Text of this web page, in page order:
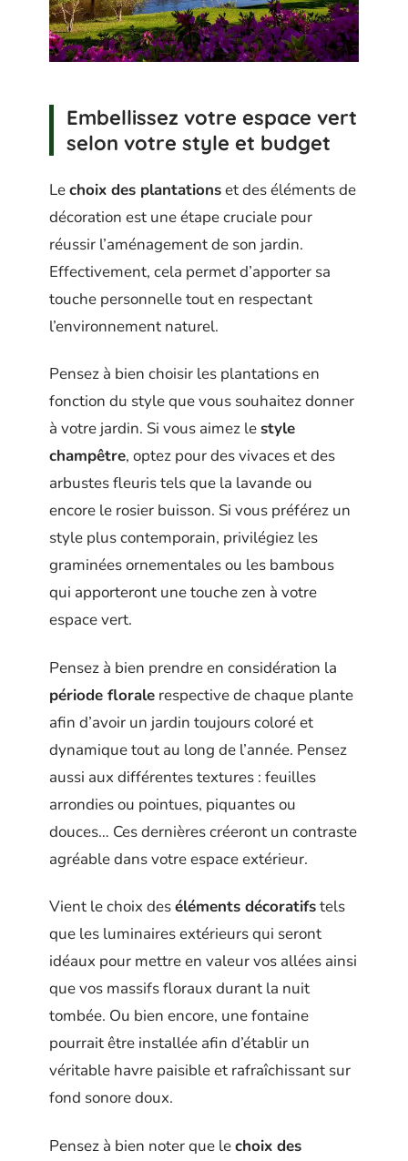
Embellissez votre espace vert
selon votre style et budget
Lechoix des plantationset des éléments de
décoration est une étape cruciale pour
réussir l’aménagement de son jardin.
Effectivement, cela permet d’apporter sa
touche personnelle tout en respectant
l’environnement naturel.
Pensez à bien choisir les plantations en
fonction du style que vous souhaitez donner
à votre jardin. Si vous aimez lestyle
champêtre, optez pour des vivaces et des
arbustes fleuris tels que la lavande ou
encore le rosier buisson. Si vous préférez un
style plus contemporain, privilégiez les
graminées ornementales ou les bambous
qui apporteront une touche zen à votre
espace vert.
Pensez à bien prendre en considération la
période florale respective de chaque plante
afin d’avoir un jardin toujours coloré et
dynamique tout au long de l’année. Pensez
aussi aux différentes textures : feuilles
arrondies ou pointues, piquantes ou
douces… Ces dernières créeront un contraste
agréable dans votre espace extérieur.
Vient le choix deséléments décoratifstels
que les luminaires extérieurs qui seront
idéaux pour mettre en valeur vos allées ainsi
que vos massifs floraux durant la nuit
tombée. Ou bien encore, une fontaine
pourrait être installée afin d’établir un
véritable havre paisible et rafraîchissant sur
fond sonore doux.
Pensez à bien noter que lechoix des